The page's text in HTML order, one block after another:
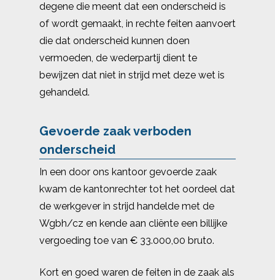
degene die meent dat een onderscheid is
of wordt gemaakt, in rechte feiten aanvoert
die dat onderscheid kunnen doen
vermoeden, de wederpartij dient te
bewijzen dat niet in strijd met deze wet is
gehandeld.
Gevoerde zaak verboden
onderscheid
In een door ons kantoor gevoerde zaak
kwam de kantonrechter tot het oordeel dat
de werkgever in strijd handelde met de
Wgbh/cz en kende aan cliënte een billijke
vergoeding toe van € 33.000,00 bruto.
Kort en goed waren de feiten in de zaak als